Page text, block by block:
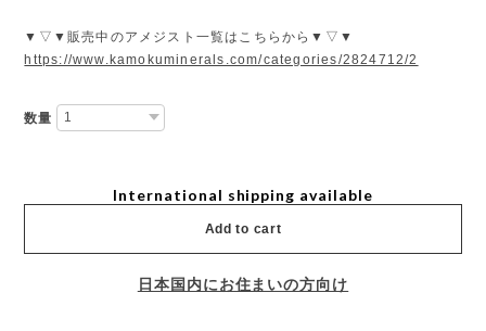
▼▽▼販売中のアメジスト一覧はこちらから▼▽▼
https://www.kamokuminerals.com/categories/2824712/2
数量
International shipping available
Add to cart
日本国内にお住まいの方向け